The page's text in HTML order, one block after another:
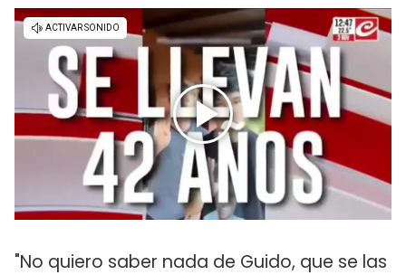
"No quiero saber nada de Guido, que se las